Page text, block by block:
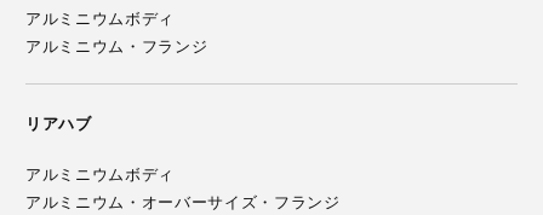
アルミニウムボディ
アルミニウム・フランジ
リアハブ
アルミニウムボディ
アルミニウム・オーバーサイズ・フランジ